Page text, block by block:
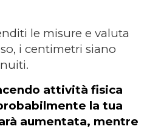
le misure e valuta
i centimetri siano
attività fisica
la tua
aumentata, mentre